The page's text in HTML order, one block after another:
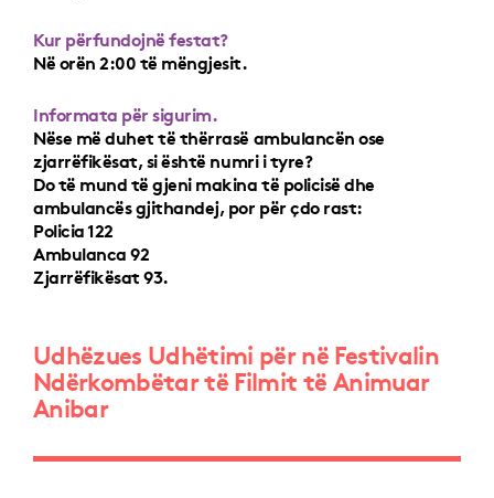
Kur përfundojnë festat?
Në orën 2:00 të mëngjesit.
Informata për sigurim.
Nëse më duhet të thërrasë ambulancën ose
zjarrëfikësat, si është numri i tyre?
Do të mund të gjeni makina të policisë dhe
ambulancës gjithandej, por për çdo rast:
Policia 122
Ambulanca 92
Zjarrëfikësat 93.
Udhëzues Udhëtimi për në Festivalin
Ndërkombëtar të Filmit të Animuar
Anibar